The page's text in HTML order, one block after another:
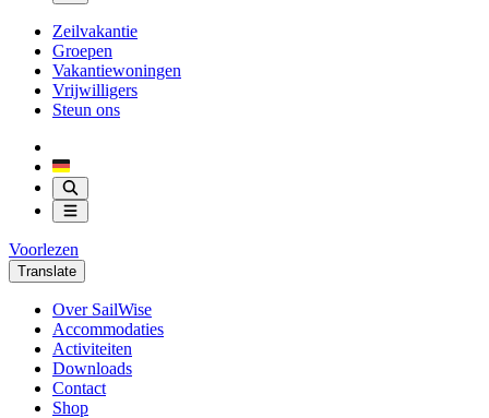
Zeilvakantie
Groepen
Vakantiewoningen
Vrijwilligers
Steun ons
Voorlezen
Translate
Over SailWise
Accommodaties
Activiteiten
Downloads
Contact
Shop